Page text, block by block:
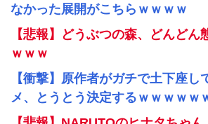
なかった展開がこちらｗｗｗｗ
【悲報】どうぶつの森、どんどん
ｗｗｗ
【衝撃】原作者がガチで土下座し
メ、とうとう決定するｗｗｗｗｗ